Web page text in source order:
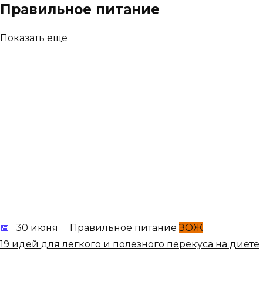
Правильное питание
Показать еще
30 июня Правильное питание ЗОЖ
19 идей для легкого и полезного перекуса на диете